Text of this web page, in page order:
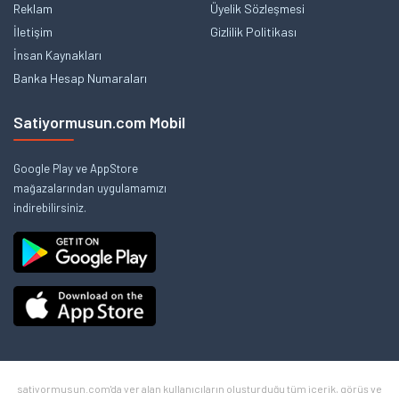
Reklam
İletişim
İnsan Kaynakları
Banka Hesap Numaraları
Üyelik Sözleşmesi
Gizlilik Politikası
Satiyormusun.com Mobil
Google Play ve AppStore
mağazalarından uygulamamızı
indirebilirsiniz.
satiyormusun.com'da yer alan kullanıcıların oluşturduğu tüm içerik, görüş ve